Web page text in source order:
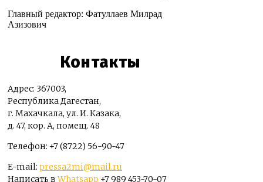
Главный редактор: Фатуллаев Милрад
Азизович
Контакты
Адрес: 367003,
Республика Дагестан,
г. Махачкала, ул. И. Казака,
д. 47, кор. А, помещ. 48
Телефон: +7 (8722) 56-90-47
E-mail: pressa2mi@mail.ru
Написать вWhatsapp +7 989 453-70-07